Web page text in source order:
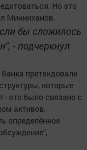
Но это
Минниханов.
бы сложилось
- подчеркнул
претендовали
которые
- это было связано с
активов,
определённое
-